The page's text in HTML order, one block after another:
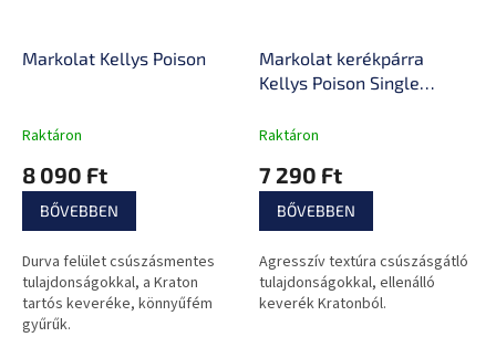
Markolat Kellys Poison
Raktáron
8 090 Ft
BŐVEBBEN
Durva felület csúszásmentes
tulajdonságokkal, a Kraton
tartós keveréke, könnyűfém
gyűrűk.
Markolat kerékpárra
Kellys Poison Single
Raktáron
7 290 Ft
BŐVEBBEN
Agresszív textúra csúszásgátló
tulajdonságokkal, ellenálló
keverék Kratonból.